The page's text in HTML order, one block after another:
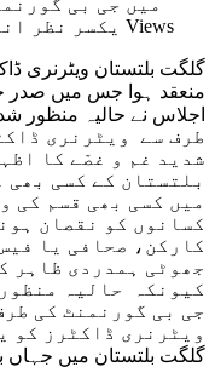
یکسر نظر 868 Views
گلگت بلتستان ویٹرنری
منعقد ہوا جس میں صدر
طرف سے ویٹرنری
شدید غم و غصّے کا
بلتستان کے کسی بھی
میں کسی بھی قسم کی
کسانوں کو نقصان
کارکن، صحافی یا
جھوٹی ہمدردی ظاہر
کیونکہ حالیہ
جی بی گورنمنٹ کی
ویٹرنری ڈاکٹرز کو
گلگت بلتستان میں جہاں